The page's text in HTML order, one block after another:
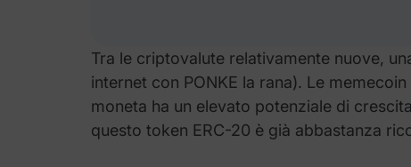
Tra le criptovalute relativamente nuove,
internet con PONKE la rana). Le
moneta ha un elevato potenziale di
questo token ERC-20 è già abbastanza